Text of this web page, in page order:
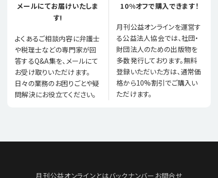
メールにてお届けいたしま
す!
よくあるご相談内容に弁護士
や税理士などの専門家が回
答するQ&A集を、メールにて
お受け取りいただけます。
日々の業務のお困りごとや疑
問解決にお役立てください。
10%オフで購入できます！
月刊公益オンラインを運営す
る公益法人協会では、社団・
財団法人のための出版物を
多数発行しております。無料
登録いただいた方は、通常価
格から10%割引でご購入い
ただけます。
月刊公益オンラインとはバックナンバー お問合せ